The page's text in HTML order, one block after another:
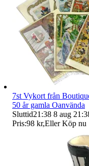
7st Vykort från
50 år gamla Oanvända
Sluttid21:38 8 aug
Pris:98 kr,Eller Köp nu